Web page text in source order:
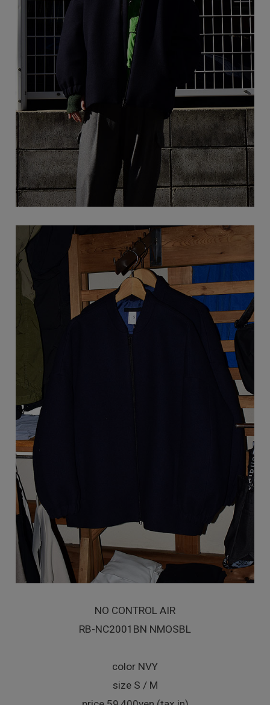
NO CONTROL AIR
RB-NC2001BN NMOSBL
color NVY
size S / M